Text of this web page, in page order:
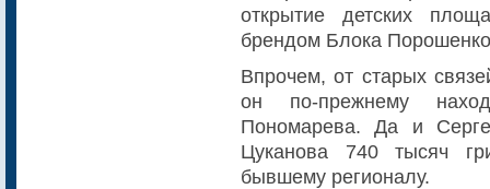
открытие детских
брендом Блока
Впрочем, от старых
он по-прежнему
Пономарева. Да и
Цуканова 740 тысяч
бывшему регионалу.